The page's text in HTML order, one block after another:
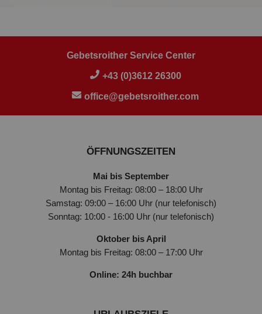
Gebetsroither Service Center
+43 (0)3612 26300
office@gebetsroither.com
ÖFFNUNGSZEITEN
Mai bis September
Montag bis Freitag: 08:00 – 18:00 Uhr
Samstag: 09:00 – 16:00 Uhr (nur telefonisch)
Sonntag: 10:00 - 16:00 Uhr (nur telefonisch)
Oktober bis April
Montag bis Freitag: 08:00 – 17:00 Uhr
Online: 24h buchbar